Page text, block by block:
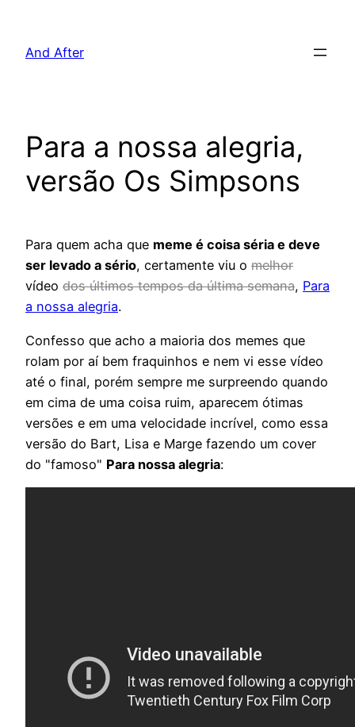
And After
Para a nossa alegria,
versão Os Simpsons
Para quem acha que meme é coisa séria e deve
ser levado a sério, certamente viu o melhor
vídeo dos últimos tempos da última semana, Para
a nossa alegria.
Confesso que acho a maioria dos memes que
rolam por aí bem fraquinhos e nem vi esse vídeo
até o final, porém sempre me surpreendo quando
em cima de uma coisa ruim, aparecem ótimas
versões e em uma velocidade incrível, como essa
versão do Bart, Lisa e Marge fazendo um cover
do "famoso" Para nossa alegria: